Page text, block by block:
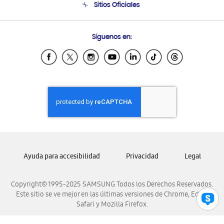
Condiciones de Compra
Soporte vía eMail
Sitios Oficiales
Samsung Ecuador
Samsung El Salvador
Samsung Honduras
Samsung Nicaragua
Samsung Panamá
Samsung Venezuela
Síguenos en:
Copyright© 1995-2025 SAMSUNG Todos los Derechos Reservados.
Este sitio se ve mejor en las últimas versiones de Chrome, Edge,
Safari y Mozilla Firefox.
Ayuda para accesibilidad Privacidad Legal